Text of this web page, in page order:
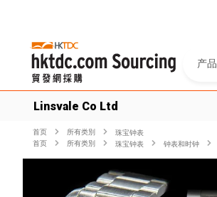
产品
Linsvale Co Ltd
首页 所有类別
珠宝钟表
首页
所有类別 珠宝钟表 钟表和时钟